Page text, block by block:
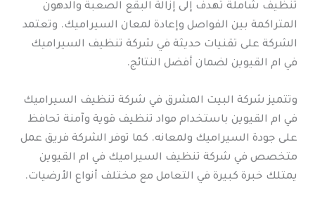
تنظيف شاملة تهدف إلى إزالة البقع الصعبة والدهون
المتراكمة بين الفواصل وإعادة لمعان السيراميك. وتعتمد
الشركة على تقنيات حديثة في شركة تنظيف السيراميك
في ام القيوين لضمان أفضل النتائج.
وتتميز شركة البيت المشرق في شركة تنظيف السيراميك
في ام القيوين باستخدام مواد تنظيف قوية وآمنة تحافظ
على جودة السيراميك ولمعانه. كما توفر الشركة فريق عمل
متخصص في شركة تنظيف السيراميك في ام القيوين
يمتلك خبرة كبيرة في التعامل مع مختلف أنواع الأرضيات.